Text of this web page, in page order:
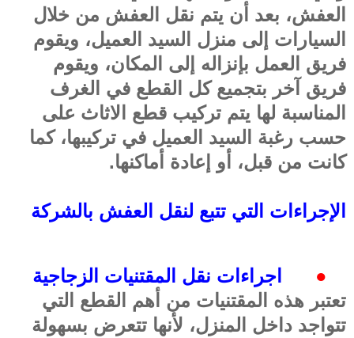
العفش، بعد أن يتم نقل العفش من خلال
السيارات إلى منزل السيد العميل، ويقوم
فريق العمل بإنزاله إلى المكان، ويقوم
فريق آخر بتجميع كل القطع في الغرف
المناسبة لها يتم تركيب قطع الاثاث على
حسب رغبة السيد العميل في تركيبها، كما
كانت من قبل، أو إعادة أماكنها.
الإجراءات التي تتبع لنقل العفش بالشركة
●
اجراءات نقل المقتنيات الزجاجية
تعتبر هذه المقتنيات من أهم القطع التي
تتواجد داخل المنزل، لأنها تتعرض بسهولة